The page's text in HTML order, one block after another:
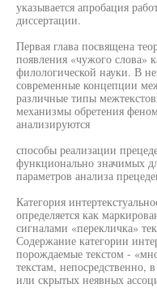
указывается апробация
диссертации.
Первая глава посвящена
появления «чужого слова»
филологической науки. В
современные концепции
различные типы
механизмы обретения
анализируются
способы реализации
функционально значимых
параметров анализа
Категория
определяется как
сигналами «перекличка»
Содержание категории
порождаемые текстом -
текстам, непосредственно,
или скрытых неявных